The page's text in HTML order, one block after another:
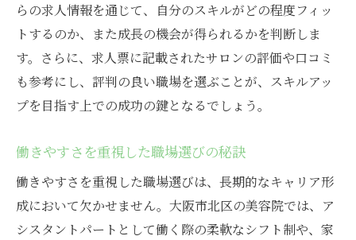
らの求人情報を通じて、自分のスキルがどの程度フィッ
トするのか、また成長の機会が得られるかを判断しま
す。さらに、求人票に記載されたサロンの評価や口コミ
も参考にし、評判の良い職場を選ぶことが、スキルアッ
プを目指す上での成功の鍵となるでしょう。
働きやすさを重視した職場選びの秘訣
働きやすさを重視した職場選びは、長期的なキャリア形
成において欠かせません。大阪市北区の美容院では、ア
シスタントパートとして働く際の柔軟なシフト制や、家